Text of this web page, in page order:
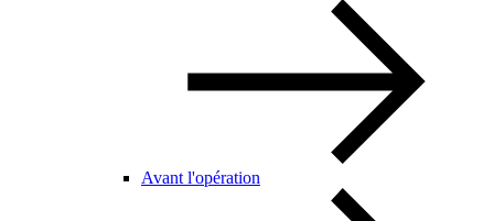
Avant l'opération